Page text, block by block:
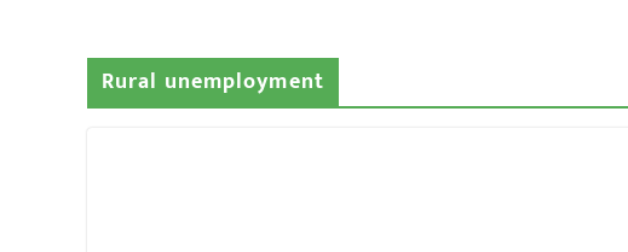
Rural unemployment